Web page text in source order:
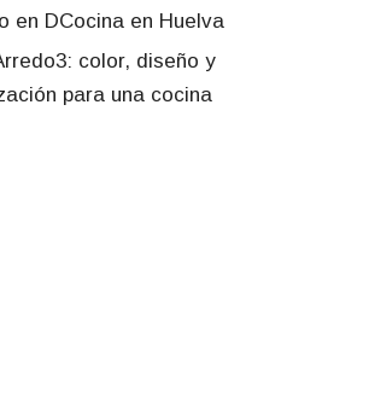
en DCocina en Huelva
color, diseño y
para una cocina